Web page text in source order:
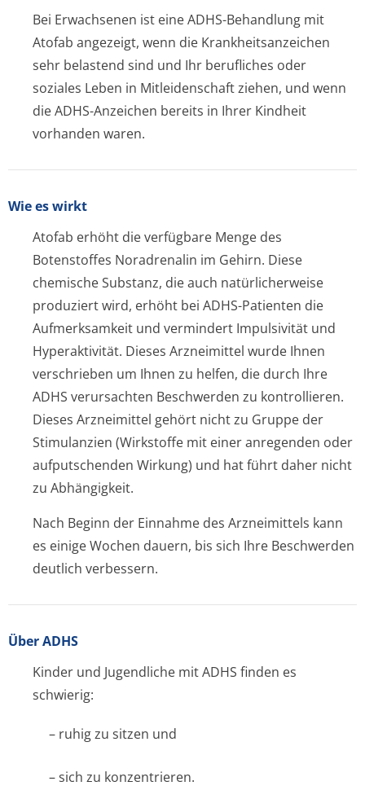
Bei Erwachsenen ist eine ADHS-Behandlung mit
Atofab angezeigt, wenn die Krankheitsanzeichen
sehr belastend sind und Ihr berufliches oder
soziales Leben in Mitleidenschaft ziehen, und wenn
die ADHS-Anzeichen bereits in Ihrer Kindheit
vorhanden waren.
Wie es wirkt
Atofab erhöht die verfügbare Menge des
Botenstoffes Noradrenalin im Gehirn. Diese
chemische Substanz, die auch natürlicherweise
produziert wird, erhöht bei ADHS-Patienten die
Aufmerksamkeit und vermindert Impulsivität und
Hyperaktivität. Dieses Arzneimittel wurde Ihnen
verschrieben um Ihnen zu helfen, die durch Ihre
ADHS verursachten Beschwerden zu kontrollieren.
Dieses Arzneimittel gehört nicht zu Gruppe der
Stimulanzien (Wirkstoffe mit einer anregenden oder
aufputschenden Wirkung) und hat führt daher nicht
zu Abhängigkeit.
Nach Beginn der Einnahme des Arzneimittels kann
es einige Wochen dauern, bis sich Ihre Beschwerden
deutlich verbessern.
Über ADHS
Kinder und Jugendliche mit ADHS finden es
schwierig:
– ruhig zu sitzen und
– sich zu konzentrieren.